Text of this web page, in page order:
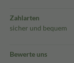
Zahlarten
sicher und bequem
Bewerte uns